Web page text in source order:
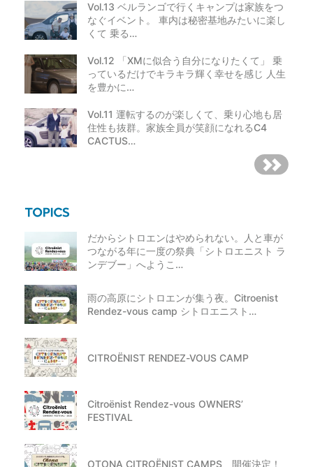
Vol.13 ベルランゴで行くキャンプは家族をつ
なぐイベント。 車内は秘密基地みたいに楽し
くて 乗る…
Vol.12 「XMに似合う自分になりたくて」 乗
っているだけでキラキラ輝く幸せを感じ 人生
を豊かに…
Vol.11 運転するのが楽しくて、乗り心地も居
住性も抜群。家族全員が笑顔になれるC4
CACTUS…
だからシトロエンはやめられない。人と車が
つながる年に一度の祭典「シトロエニスト ラ
ンデブー」へようこ…
雨の高原にシトロエンが集う夜。Citroenist
Rendez-vous camp シトロエニスト…
CITROËNIST RENDEZ-VOUS CAMP
Citroënist Rendez-vous OWNERS’
FESTIVAL
OTONA CITROËNIST CAMPS、開催決定！